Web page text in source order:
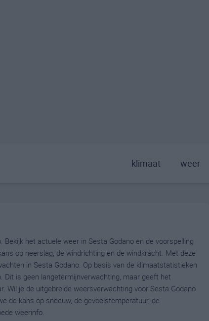
klimaat weer
het actuele weer in Sesta Godano en de voorspelling
op neerslag, de windrichting en de windkracht. Met deze
in Sesta Godano. Op basis van de klimaatstatistieken
Dit is geen langetermijnverwachting, maar geeft het
Wil je de uitgebreide weersverwachting voor Sesta Godano
de kans op sneeuw, de gevoelstemperatuur, de
weerinfo.